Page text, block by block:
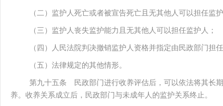
（二）监护人死亡或者被宣告死亡且无其他人可以担任监
（三）监护人丧失监护能力且无其他人可以担任监护人；
（四）人民法院判决撤销监护人资格并指定由民政部门担
（五）法律规定的其他情形。
第九十五条 民政部门进行收养评估后，可以依法将其长
养。收养关系成立后，民政部门与未成年人的监护关系终止。